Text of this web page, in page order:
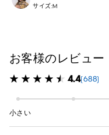
サイズ:M
お客様のレビュー
4.4(688)
小さい